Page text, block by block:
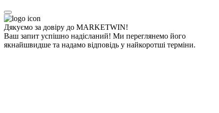
Дякуємо за довіру до MARKETWIN!
Ваш запит успішно надісланий! Ми переглянемо його
якнайшвидше та надамо відповідь у найкоротші терміни.